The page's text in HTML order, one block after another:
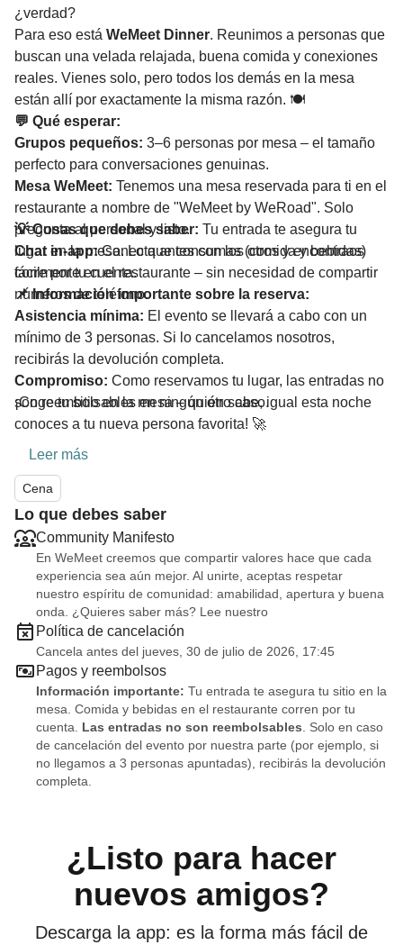
¿verdad?
Para eso está WeMeet Dinner. Reunimos a personas que
buscan una velada relajada, buena comida y conexiones
reales. Vienes solo, pero todos los demás en la mesa
están allí por exactamente la misma razón. 🍽️
💬 Qué esperar:
Grupos pequeños: 3–6 personas por mesa – el tamaño
perfecto para conversaciones genuinas.
Mesa WeMeet: Tenemos una mesa reservada para ti en el
restaurante a nombre de "WeMeet by WeRoad". Solo
pregunta al personal y listo.
Chat in-app:Conecta antes con los otros y encontraos
fácilmente en el restaurante – sin necesidad de compartir
números de teléfono.
💡 Cosas que debes saber: Tu entrada te asegura tu
lugar en la mesa. Lo que consumas (comida y bebidas)
corre por tu cuenta.
📌 Información importante sobre la reserva:
Asistencia mínima: El evento se llevará a cabo con un
mínimo de 3 personas. Si lo cancelamos nosotros,
recibirás la devolución completa.
Compromiso: Como reservamos tu lugar, las entradas no
son reembolsables en ningún otro caso.
¡Coge tu sitio en la mesa – quién sabe, igual esta noche
conoces a tu nueva persona favorita! 🚀
Leer más
Cena
Lo que debes saber
Community Manifesto
En WeMeet creemos que compartir valores hace que cada
experiencia sea aún mejor. Al unirte, aceptas respetar
nuestro espíritu de comunidad: amabilidad, apertura y buena
onda. ¿Quieres saber más? Lee nuestro
Política de cancelación
Cancela antes del jueves, 30 de julio de 2026, 17:45
Pagos y reembolsos
Información importante: Tu entrada te asegura tu sitio en la
mesa. Comida y bebidas en el restaurante corren por tu
cuenta. Las entradas no son reembolsables . Solo en caso
de cancelación del evento por nuestra parte (por ejemplo, si
no llegamos a 3 personas apuntadas), recibirás la devolución
completa.
¿Listo para hacer
nuevos amigos?
Descarga la app: es la forma más fácil de